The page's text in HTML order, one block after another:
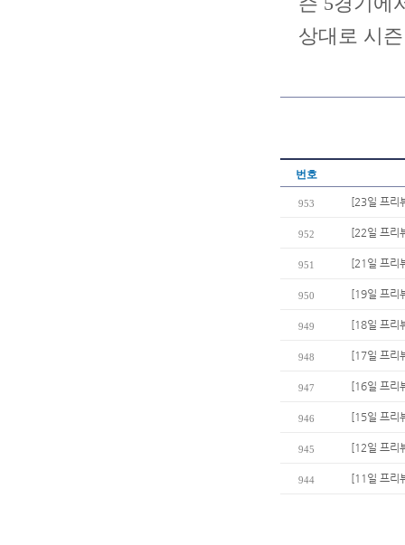
상대로 시
번호
953 [23일 프리
952 [22일 프리
951 [21일 프리
950 [19일 프리
949 [18일 프리
948 [17일 프리
947 [16일 프리
946 [15일 프리
945 [12일 프리
944 [11일 프리